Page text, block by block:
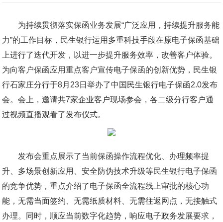
为持续贯彻落实保函业务发展“广泛应用，持续提升服务能
力”的工作目标，民生银行运用多重科技手段在原电子保函基础
上进行了迭代开发，以进一步提升服务效率，改善客户体验。
为向客户保函应用重点客户宣传电子保函的创新优势，民生银
行石家庄分行于8月23日举办了中国民生银行电子保函2.0发布
会。会上，邀请共7家企业客户现场参会，各二级分行客户通
过视频直播观看了发布仪式。
发布会重点展示了当前保函操作流程优化、办理频率提
升、多场景创新应用、安全防伪技术升级等民生银行电子保函
的竞争优势，重点介绍了电子保函全流程线上审批的核心功
能，无需当面签约、无需纸质材料、无需往返网点，无接触式
办理。同时，顺应当前数字化趋势，响应电子政务发展要求，